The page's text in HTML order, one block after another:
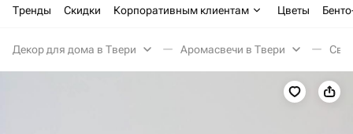
Тренды Скидки Корпоративным клиентам Цветы
Декор для дома в Твери Аромасвечи в Твери